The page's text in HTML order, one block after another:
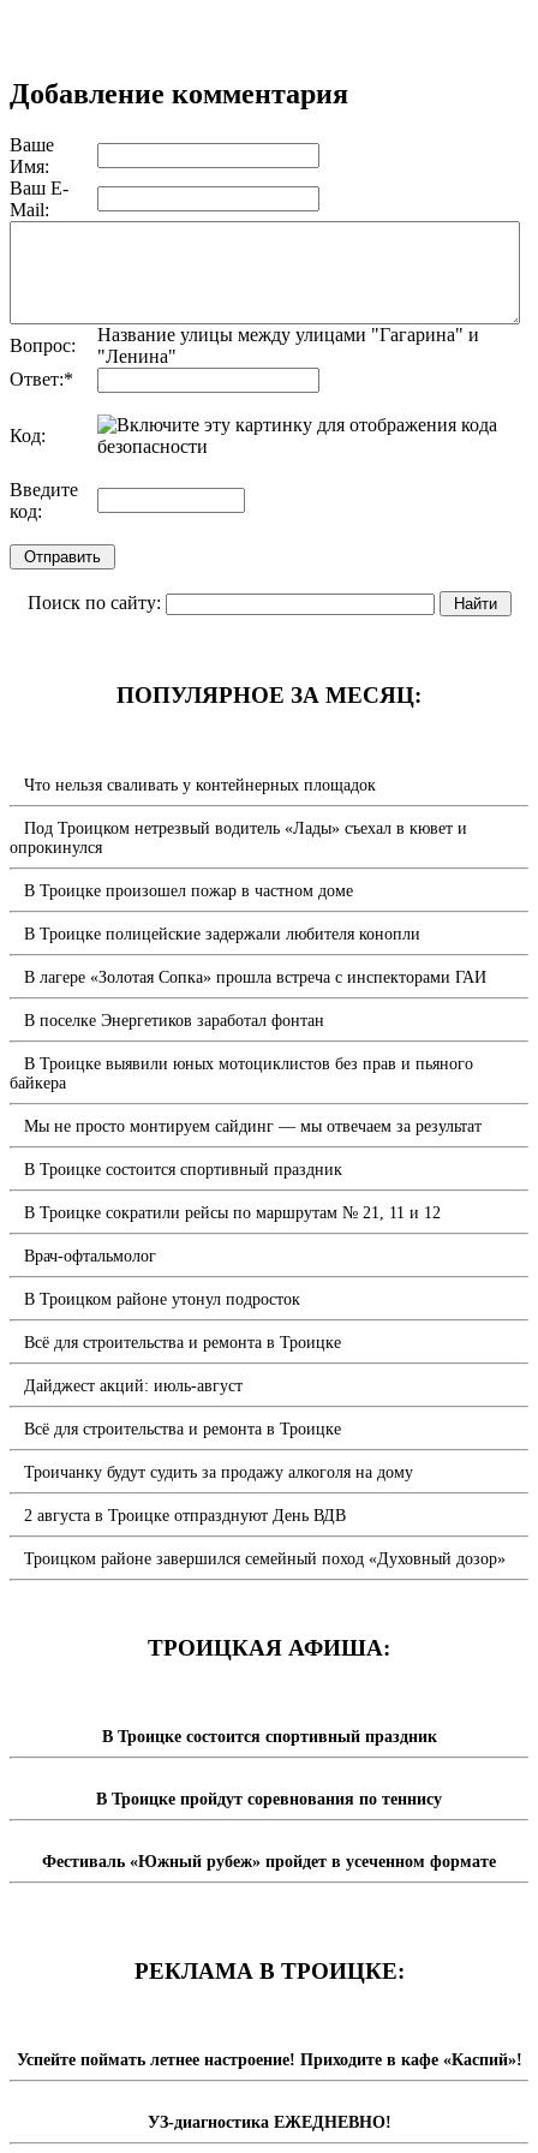
Добавление комментария
Ваше
Имя:
Ваш E-
Mail:
Вопрос:
Название улицы между улицами "Гагарина" и
"Ленина"
Ответ:*
Код:
Введите
код:
Поиск по сайту:
ПОПУЛЯРНОЕ ЗА МЕСЯЦ:
Что нельзя сваливать у контейнерных площадок
Под Троицком нетрезвый водитель «Лады» съехал в кювет и
опрокинулся
В Троицке произошел пожар в частном доме
В Троицке полицейские задержали любителя конопли
В лагере «Золотая Сопка» прошла встреча с инспекторами ГАИ
В поселке Энергетиков заработал фонтан
В Троицке выявили юных мотоциклистов без прав и пьяного
байкера
Мы не просто монтируем сайдинг — мы отвечаем за результат
В Троицке состоится спортивный праздник
В Троицке сократили рейсы по маршрутам № 21, 11 и 12
Врач-офтальмолог
В Троицком районе утонул подросток
Всё для строительства и ремонта в Троицке
Дайджест акций: июль-август
Всё для строительства и ремонта в Троицке
Троичанку будут судить за продажу алкоголя на дому
2 августа в Троицке отпразднуют День ВДВ
Троицком районе завершился семейный поход «Духовный дозор»
ТРОИЦКАЯ АФИША:
В Троицке состоится спортивный праздник
В Троицке пройдут соревнования по теннису
Фестиваль «Южный рубеж» пройдет в усеченном формате
РЕКЛАМА В ТРОИЦКЕ:
Успейте поймать летнее настроение! Приходите в кафе «Каспий»!
УЗ-диагностика ЕЖЕДНЕВНО!